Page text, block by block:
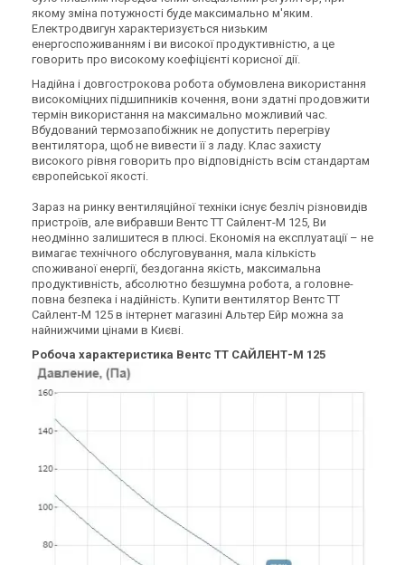
Купити Купити
В наявності Залишити відгук
Україна
Канальний вентилятор
серый
Ціна
15 356 грн
Купити
В наявності
Україна
Ціна
23 188 грн
Купити
В наявності Залишити відгук
Україна
Канальний вентилятор
Вентс ТТ Сайлент-М 250
23 188 грн
В наявності Залишити відгук
Залишити відгук
якому зміна потужності буде максимально м'яким.
Електродвигун характеризується низьким
енергоспоживанням і ви високої продуктивністю, а це
говорить про високому коефіцієнті корисної дії.
Надійна і довгострокова робота обумовлена використання
високоміцних підшипників кочення, вони здатні продовжити
термін використання на максимально можливий час.
Вбудований термозапобіжник не допустить перегріву
вентилятора, щоб не вивести її з ладу. Клас захисту
високого рівня говорить про відповідність всім стандартам
європейської якості.
Зараз на ринку вентиляційної техніки існує безліч різновидів
пристроїв, але вибравши Вентс ТТ Сайлент-М 125, Ви
неодмінно залишитеся в плюсі. Економія на експлуатації – не
вимагає технічного обслуговування, мала кількість
споживаної енергії, бездоганна якість, максимальна
продуктивність, абсолютно безшумна робота, а головне-
повна безпека і надійність. Купити вентилятор Вентс ТТ
Сайлент-М 125 в інтернет магазині Альтер Ейр можна за
найнижчими цінами в Києві.
Робоча характеристика Вентс ТТ САЙЛЕНТ-М 125